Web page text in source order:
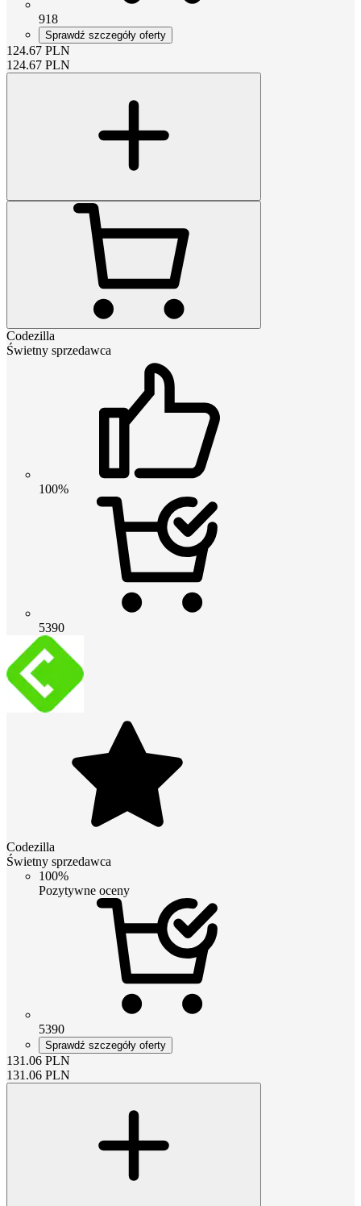
918
Sprawdź szczegóły oferty
124.67 PLN
124.67 PLN
Codezilla
Świetny sprzedawca
100%
5390
Codezilla
Świetny sprzedawca
100%
Pozytywne oceny
5390
Sprawdź szczegóły oferty
131.06 PLN
131.06 PLN